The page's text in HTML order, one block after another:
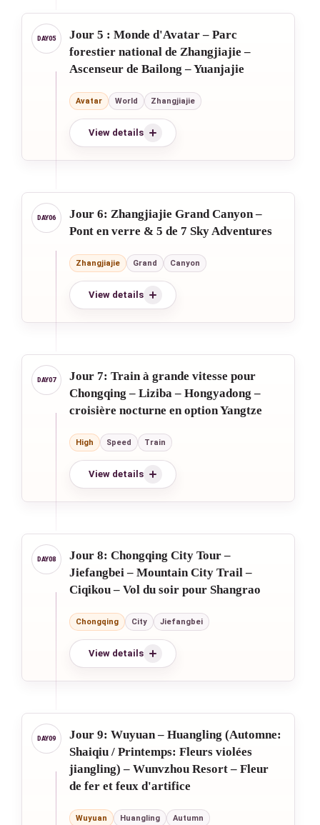
Jour 5 : Monde d'Avatar – Parc
forestier national de Zhangjiajie –
Ascenseur de Bailong – Yuanjajie
Avatar World Zhangjiajie
View details
Jour 6: Zhangjiajie Grand Canyon –
Pont en verre & 5 de 7 Sky Adventures
Zhangjiajie Grand Canyon
View details
Jour 7: Train à grande vitesse pour
Chongqing – Liziba – Hongyadong –
croisière nocturne en option Yangtze
High Speed Train
View details
Jour 8: Chongqing City Tour –
Jiefangbei – Mountain City Trail –
Ciqikou – Vol du soir pour Shangrao
Chongqing City Jiefangbei
View details
Jour 9: Wuyuan – Huangling (Automne:
Shaiqiu / Printemps: Fleurs violées
jiangling) – Wunvzhou Resort – Fleur
de fer et feux d'artifice
Wuyuan Huangling Autumn